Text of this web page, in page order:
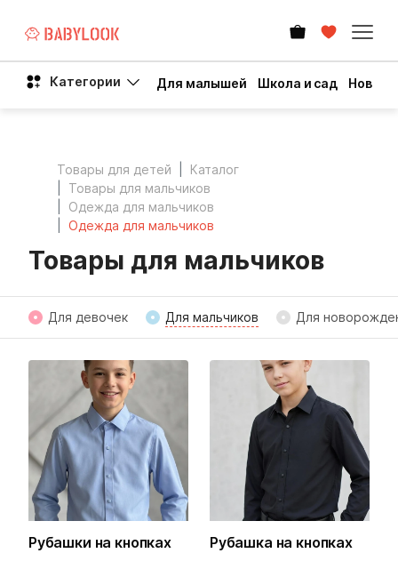
Категории Для малышей Школа и сад Новый
Товары для детей
Каталог
Товары для мальчиков
Одежда для мальчиков
Одежда для мальчиков
Товары для мальчиков
Для девочек Для мальчиков Для
Рубашки на кнопках
Рубашка на кнопках